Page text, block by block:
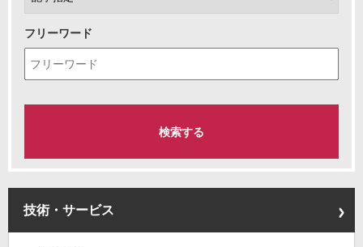
フリーワード
技術・サービス